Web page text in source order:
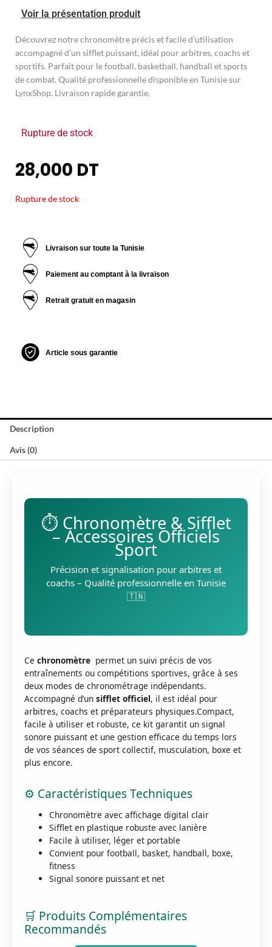
Voir la présentation produit
Découvrez notre chronomètre précis et facile d’utilisation
accompagné d’un sifflet puissant, idéal pour arbitres, coachs et
sportifs. Parfait pour le football, basketball, handball et sports
de combat. Qualité professionnelle disponible en Tunisie sur
LynxShop. Livraison rapide garantie.
Rupture de stock
28,000 DT
Rupture de stock
Livraison sur toute la Tunisie
Paiement au comptant à la livraison
Retrait gratuit en magasin
Article sous garantie
Description
Avis (0)
⏱️ Chronomètre & Sifflet
– Accessoires Officiels
Sport
Précision et signalisation pour arbitres et
coachs – Qualité professionnelle en Tunisie
🇹🇳
Ce chronomètre permet un suivi précis de vos
entraînements ou compétitions sportives, grâce à ses
deux modes de chronométrage indépendants.
Accompagné d’un sifflet officiel, il est idéal pour
arbitres, coachs et préparateurs physiques.Compact,
facile à utiliser et robuste, ce kit garantit un signal
sonore puissant et une gestion efficace du temps lors
de vos séances de sport collectif, musculation, boxe et
plus encore.
⚙️ Caractéristiques Techniques
Chronomètre avec affichage digital clair
Sifflet en plastique robuste avec lanière
Facile à utiliser, léger et portable
Convient pour football, basket, handball, boxe,
fitness
Signal sonore puissant et net
🛒 Produits Complémentaires
Recommandés